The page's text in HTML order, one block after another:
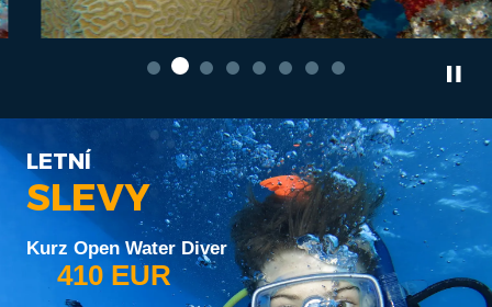
LETNÍ
SLEVY
Kurz Open Water Diver
410 EUR